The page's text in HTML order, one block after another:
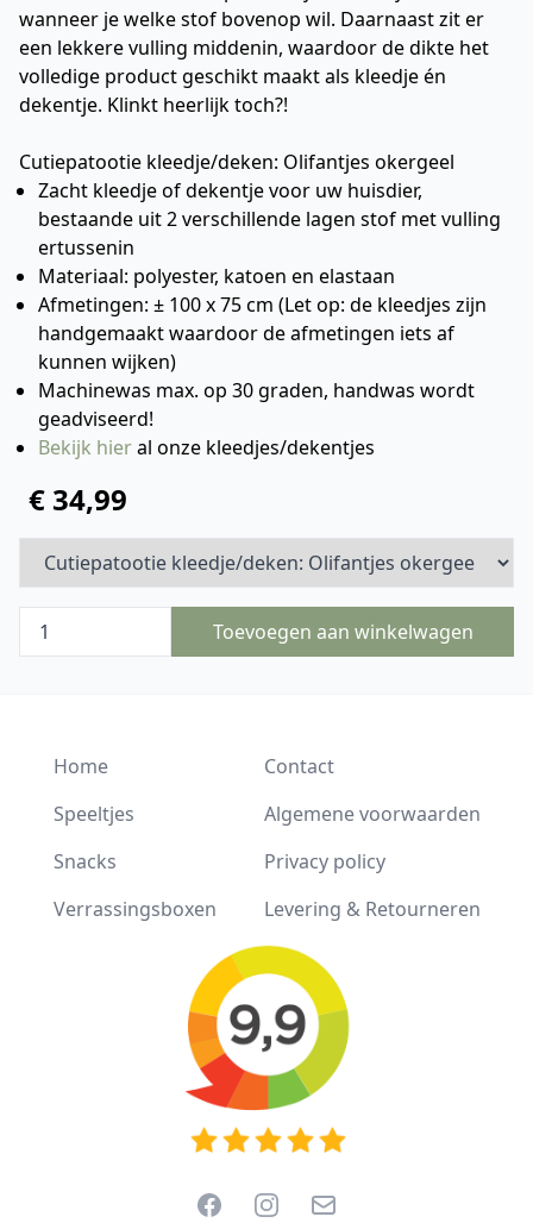
wanneer je welke stof bovenop wil. Daarnaast zit er
een lekkere vulling middenin, waardoor de dikte het
volledige product geschikt maakt als kleedje én
dekentje. Klinkt heerlijk toch?!
Cutiepatootie kleedje/deken: Olifantjes okergeel
Zacht kleedje of dekentje voor uw huisdier,
bestaande uit 2 verschillende lagen stof met vulling
ertussenin
Materiaal: polyester, katoen en elastaan
Afmetingen: ± 100 x 75 cm (Let op: de kleedjes zijn
handgemaakt waardoor de afmetingen iets af
kunnen wijken)
Machinewas max. op 30 graden, handwas wordt
geadviseerd!
Bekijk hieral onze kleedjes/dekentjes
€ 34,99
Toevoegen aan winkelwagen
Home
Speeltjes
Snacks
Verrassingsboxen
Contact
Algemene voorwaarden
Privacy policy
Levering & Retourneren
FacebookInstagram
Email